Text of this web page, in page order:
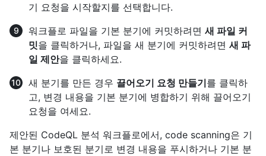
기 요청을 시작할지를 선택합니다.
워크플로 파일을 기본 분기에 커밋하려면 새 파일 커
밋을 클릭하거나, 파일을 새 분기에 커밋하려면 새 파
일 제안을 클릭하세요.
새 분기를 만든 경우 끌어오기 요청 만들기를 클릭하
고, 변경 내용을 기본 분기에 병합하기 위해 끌어오기
요청을 여세요.
제안된 CodeQL 분석 워크플로에서, code scanning은 기
본 분기나 보호된 분기로 변경 내용을 푸시하거나 기본 분